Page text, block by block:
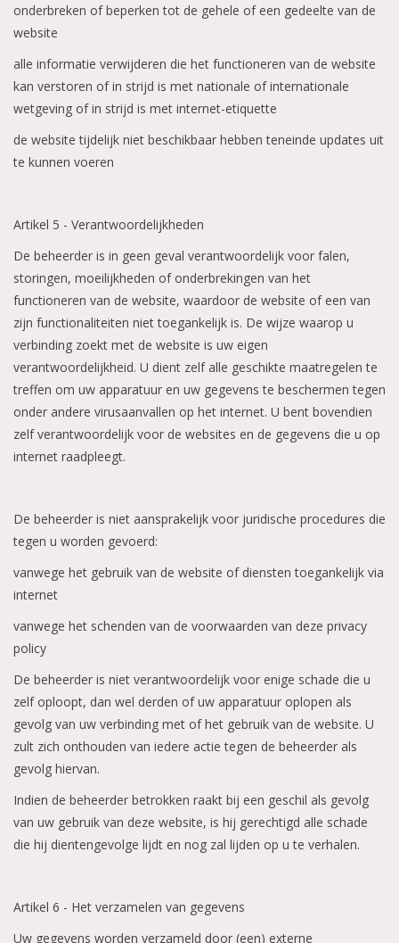
onderbreken of beperken tot de gehele of een gedeelte van de
website
alle informatie verwijderen die het functioneren van de website
kan verstoren of in strijd is met nationale of internationale
wetgeving of in strijd is met internet-etiquette
de website tijdelijk niet beschikbaar hebben teneinde updates uit
te kunnen voeren
Artikel 5 - Verantwoordelijkheden
De beheerder is in geen geval verantwoordelijk voor falen,
storingen, moeilijkheden of onderbrekingen van het
functioneren van de website, waardoor de website of een van
zijn functionaliteiten niet toegankelijk is. De wijze waarop u
verbinding zoekt met de website is uw eigen
verantwoordelijkheid. U dient zelf alle geschikte maatregelen te
treffen om uw apparatuur en uw gegevens te beschermen tegen
onder andere virusaanvallen op het internet. U bent bovendien
zelf verantwoordelijk voor de websites en de gegevens die u op
internet raadpleegt.
De beheerder is niet aansprakelijk voor juridische procedures die
tegen u worden gevoerd:
vanwege het gebruik van de website of diensten toegankelijk via
internet
vanwege het schenden van de voorwaarden van deze privacy
policy
De beheerder is niet verantwoordelijk voor enige schade die u
zelf oploopt, dan wel derden of uw apparatuur oplopen als
gevolg van uw verbinding met of het gebruik van de website. U
zult zich onthouden van iedere actie tegen de beheerder als
gevolg hiervan.
Indien de beheerder betrokken raakt bij een geschil als gevolg
van uw gebruik van deze website, is hij gerechtigd alle schade
die hij dientengevolge lijdt en nog zal lijden op u te verhalen.
Artikel 6 - Het verzamelen van gegevens
Uw gegevens worden verzameld door (een) externe